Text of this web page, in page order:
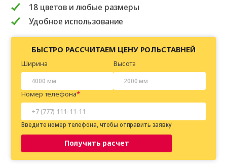
18 цветов и любые размеры
Удобное использование
БЫСТРО РАССЧИТАЕМ ЦЕНУ РОЛЬСТАВНЕЙ
Ширина Высота
Номер телефона
Введите номер телефона, чтобы отправить заявку
Получить расчет